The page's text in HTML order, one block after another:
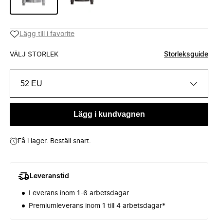
Lägg till i favorite
VÄLJ STORLEK Storleksguide
52 EU
Lägg i kundvagnen
Få i lager. Beställ snart.
Leveranstid
Leverans inom 1-6 arbetsdagar
Premiumleverans inom 1 till 4 arbetsdagar*